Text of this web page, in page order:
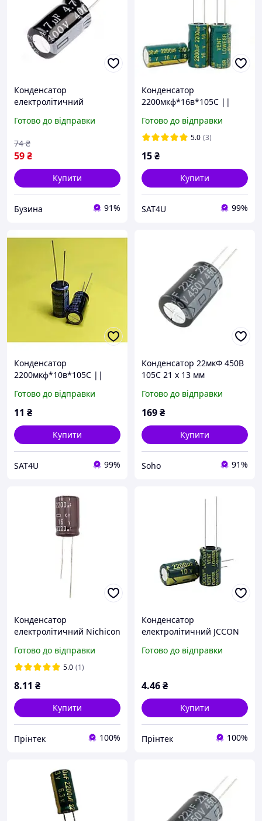
Конденсатор
електролітичний
4.7мкФ 400В 105С buzyna
Готово до відправки
59₴
74 ₴
Купити
Бузина 91%
Конденсатор
2200мкф*16в*105С ||
Готово до відправки
5.0 (3)
15₴
Купити
SAT4U 99%
Конденсатор
2200мкф*10в*105С ||
Готово до відправки
11 ₴
Купити
SAT4U 99%
Конденсатор 22мкФ 450В
105С 21 х 13 мм
Готово до відправки
169₴
Купити
Soho 91%
Конденсатор
електролітичний Nichicon
Nippon Chemi-Con 105°C
Готово до відправки
5.0 (1)
8.11 ₴
Купити
Прінтек 100%
Конденсатор
електролітичний JCCON
LowESR 105°C
Готово до відправки
4.46₴
Купити
Прінтек 100%